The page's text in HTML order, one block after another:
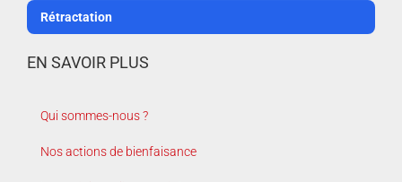
Rétractation
EN SAVOIR PLUS
Qui sommes-nous ?
Nos actions de bienfaisance